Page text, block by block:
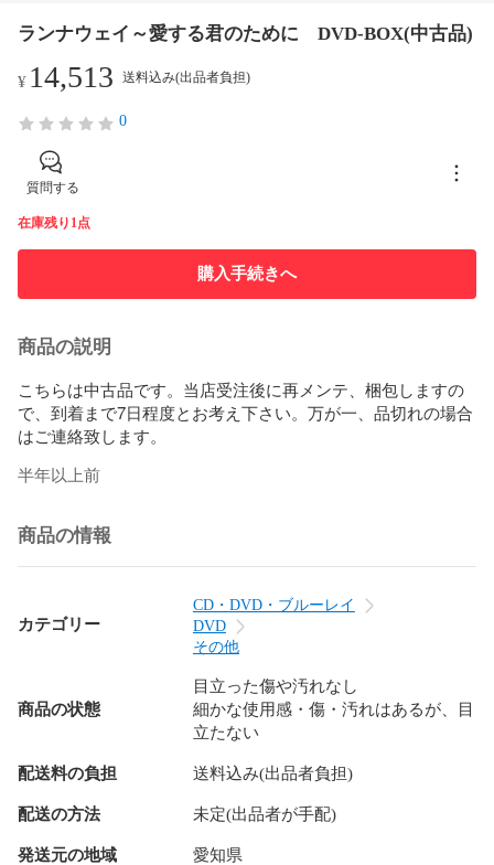
ランナウェイ～愛する君のために DVD-BOX(中古品)
¥ 14,513 送料込み(出品者負担)
0
質問する
在庫残り1点
購入手続きへ
商品の説明
こちらは中古品です。当店受注後に再メンテ、梱包しますの
で、到着まで7日程度とお考え下さい。万が一、品切れの場合
はご連絡致します。
半年以上前
商品の情報
カテゴリー
CD・DVD・ブルーレイ
DVD
その他
商品の状態
目立った傷や汚れなし
細かな使用感・傷・汚れはあるが、目
立たない
配送料の負担 送料込み(出品者負担)
配送の方法 未定(出品者が手配)
発送元の地域 愛知県